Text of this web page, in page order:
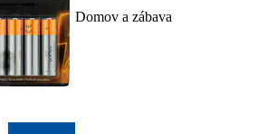
Domov a zábava